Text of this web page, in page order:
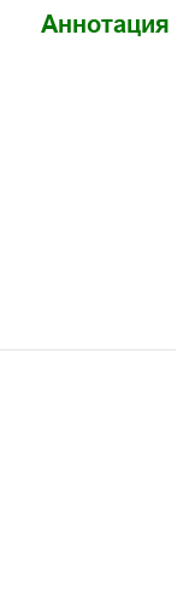
Аннотация